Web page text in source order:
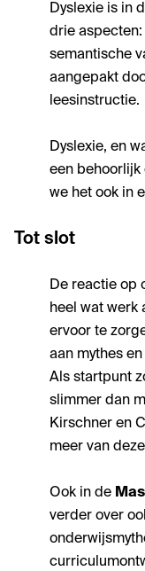
Dyslexie is in
drie
semantische
aangepakt
leesinstructie.
Dyslexie, en
een behoorlijk
we het ook in
Tot slot
De reactie op
heel wat werk
ervoor te
aan mythes
Als startpunt
slimmer dan
Kirschner en
meer van
Ook in de
verder over